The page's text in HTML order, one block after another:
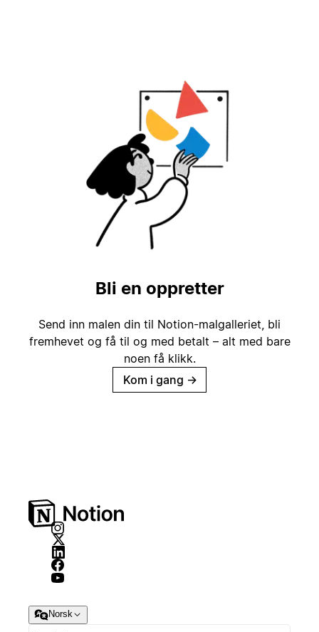
Bli en oppretter
Send inn malen din til Notion-malgalleriet, bli
fremhevet og få til og med betalt – alt med bare
noen få klikk.
Kom i gang →
Norsk